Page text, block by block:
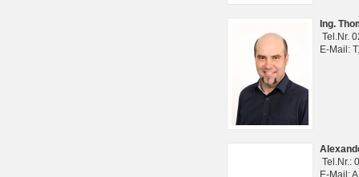
Ing.
Tel.Nr.
E-Mail:
Tel.Nr.:
E-Mail: